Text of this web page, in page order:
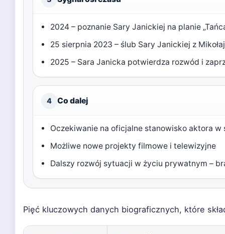
2024 – poznanie Sary Janickiej na planie
25 sierpnia 2023 – ślub Sary Janickiej z
2025 – Sara Janicka potwierdza rozwód i
4 Co dalej
Oczekiwanie na oficjalne stanowisko aktora
Możliwe nowe projekty filmowe i telewizyjne
Dalszy rozwój sytuacji w życiu prywatnym –
Pięć kluczowych danych biograficznych, które